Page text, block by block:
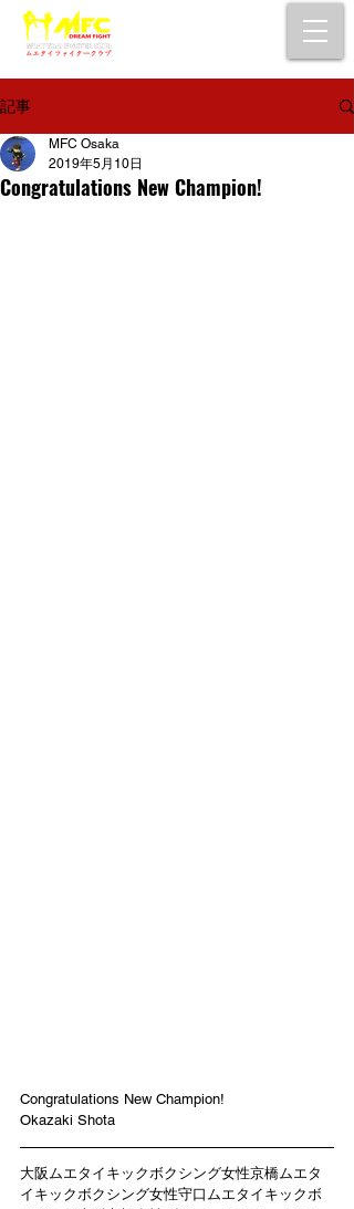
記事
Congratulations New Champion!
MFC Osaka
2019年5月10日
Congratulations New Champion!
Okazaki Shota
大阪ムエタイキックボクシング女性京橋ムエタ
イキックボクシング女性守口ムエタイキックボ